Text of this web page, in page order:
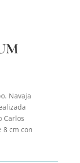
Navaja
Carlos
8 cm con